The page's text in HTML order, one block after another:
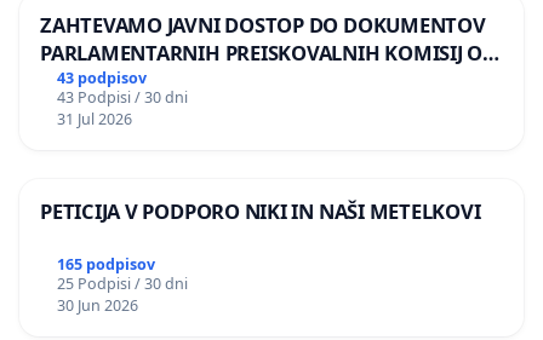
ZAHTEVAMO JAVNI DOSTOP DO DOKUMENTOV
PARLAMENTARNIH PREISKOVALNIH KOMISIJ O
ILEGALNI TRGOVINI Z OROŽJEM
43 podpisov
43 Podpisi / 30 dni
31 Jul 2026
PETICIJA V PODPORO NIKI IN NAŠI METELKOVI
165 podpisov
25 Podpisi / 30 dni
30 Jun 2026